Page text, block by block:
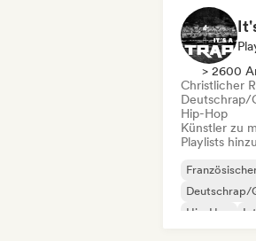
> 2600
Christlicher
Deutschrap/
Hip-Hop
Künstler zu
Playlists
Deutschrap/
Hip-Hop